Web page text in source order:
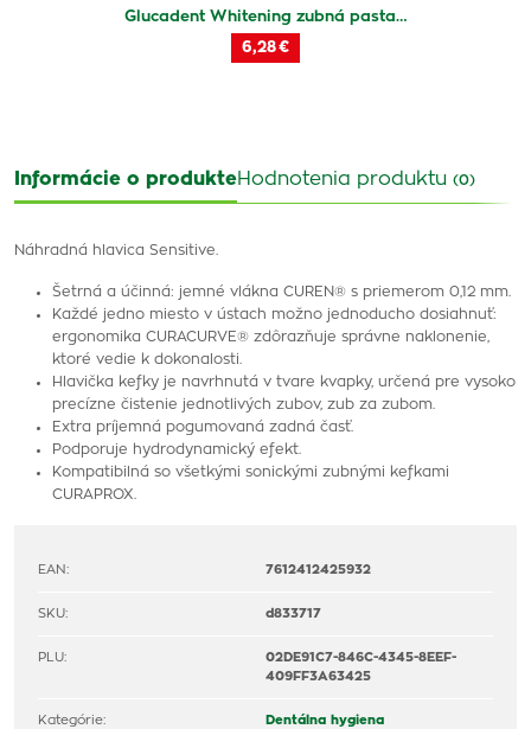
Glucadent Whitening zubná pasta…
6,28 €
Informácie o produkteHodnotenia produktu (0)
Náhradná hlavica Sensitive.
Šetrná a účinná: jemné vlákna CUREN® s priemerom 0,12 mm.
Každé jedno miesto v ústach možno jednoducho dosiahnuť:
ergonomika CURACURVE® zdôrazňuje správne naklonenie,
ktoré vedie k dokonalosti.
Hlavička kefky je navrhnutá v tvare kvapky, určená pre vysoko
precízne čistenie jednotlivých zubov, zub za zubom.
Extra príjemná pogumovaná zadná časť.
Podporuje hydrodynamický efekt.
Kompatibilná so všetkými sonickými zubnými kefkami
CURAPROX.
EAN: 7612412425932
SKU: d833717
PLU:
02DE91C7-846C-4345-8EEF-
409FF3A63425
Kategórie: Dentálna hygiena